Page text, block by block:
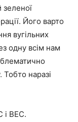
зеленої
Його варто
вугільних
одну всім нам
Тобто наразі
і ВЕС.